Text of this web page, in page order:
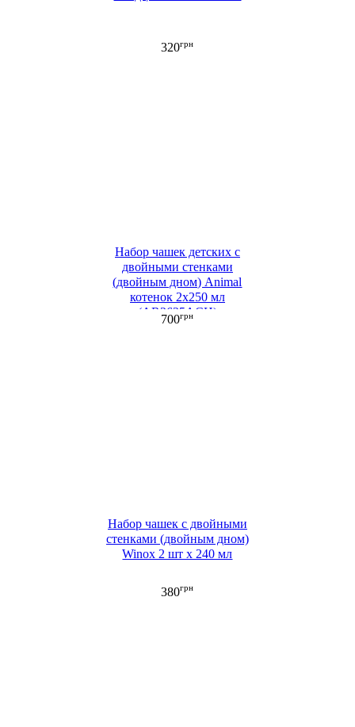
320грн
Набор чашек детских c
двойными стенками
(двойным дном) Animal
котенок 2х250 мл
(AR2625ACH)
700грн
Набор чашек с двойными
стенками (двойным дном)
Winox 2 шт х 240 мл
380грн